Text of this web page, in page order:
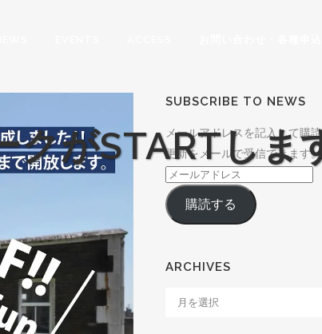
クがSTARTしま
SUBSCRIBE TO NEWS
メールアドレスを記入して購読
更新をメールで受信できます。
メ
ー
ル
購読する
ARCHIVES
Archives